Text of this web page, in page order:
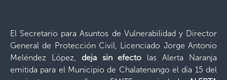
El Secretario para Asuntos de Vulnerabilidad y Director
General de Protección Civil, Licenciado Jorge Antonio
Meléndez López, deja sin efecto las Alerta Naranja
emitida para el Municipio de Chalatenango el día 15 del